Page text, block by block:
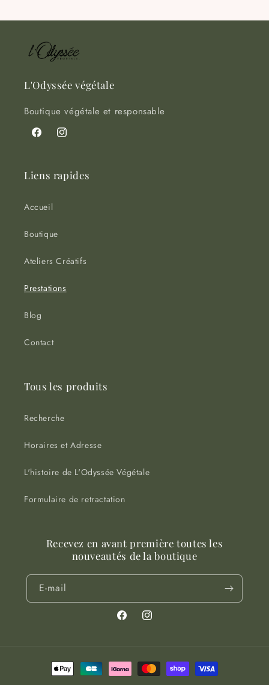
L'Odyssée végétale
Boutique végétale et responsable
FacebookInstagram
Liens rapides
Accueil
Boutique
Ateliers Créatifs
Prestations
Blog
Contact
Tous les produits
Recherche
Horaires et Adresse
L'histoire de L'Odyssée Végétale
Formulaire de retractation
Recevez en avant première toutes les
nouveautés de la boutique
E-mail
FacebookInstagram
Moyens
de